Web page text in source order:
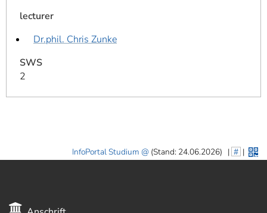
lecturer
Dr.phil. Chris Zunke
SWS
2
InfoPortal Studium (Stand: 24.06.2026) | # |